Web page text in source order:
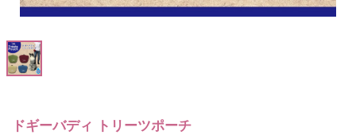
ドギーバディ トリーツポーチ